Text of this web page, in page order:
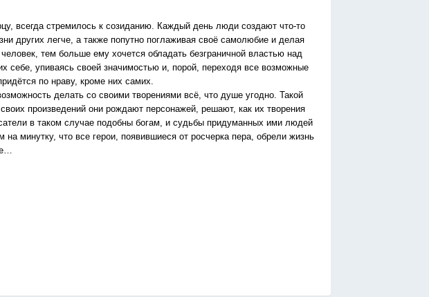
всегда стремилось к созиданию. Каждый день люди создают что-то
других легче, а также попутно поглаживая своё самолюбие и делая
тем больше ему хочется обладать безграничной властью над
себе, упиваясь своей значимостью и, порой, переходя все возможные
по нраву, кроме них самих.
делать со своими творениями всё, что душе угодно. Такой
произведений они рождают персонажей, решают, как их творения
в таком случае подобны богам, и судьбы придуманных ими людей
минутку, что все герои, появившиеся от росчерка пера, обрели жизнь